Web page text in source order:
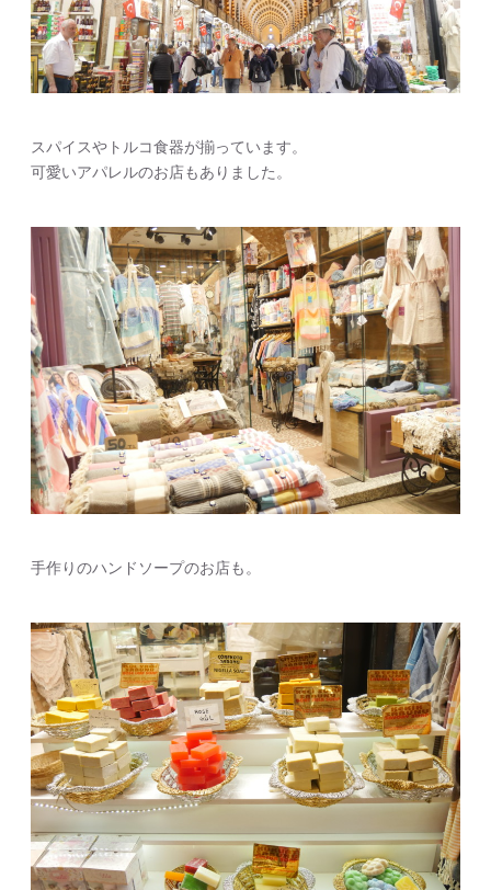
スパイスやトルコ食器が揃っています。
可愛いアパレルのお店もありました。
手作りのハンドソープのお店も。